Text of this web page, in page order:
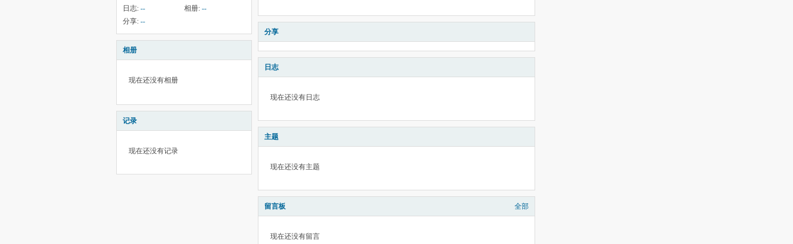
日志: -- 相册: --
分享: --
相册
现在还没有相册
记录
现在还没有记录
分享
日志
现在还没有日志
主题
现在还没有主题
留言板 全部
现在还没有留言